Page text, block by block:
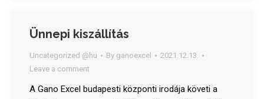
Ünnepi kiszállítás
Uncategorized @hu By ganoexcel
2021.12.13.
Leave a comment
A Gano Excel budapesti központi irodája követi a